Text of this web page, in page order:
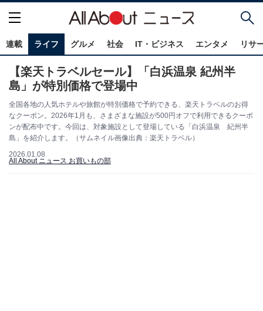
連載 ライフ グルメ 社会 IT・ビジネス エンタメ リサ
【楽天トラベルセール】「白浜温泉 紀州半
島」が特別価格で登場中
全国各地の人気ホテルや旅館が特別価格で予約できる、楽天トラベルのお得
なクーポン。2026年1月も、さまざまな施設が500円オフで利用できるクーポ
ンが配布中です。今回は、対象施設として登場している「白浜温泉 紀州半
島」を紹介します。（サムネイル画像出典：楽天トラベル）
2026.01.08
All About ニュース お買いもの部